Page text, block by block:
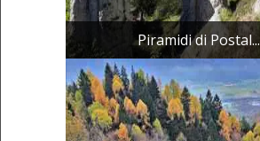
Piramidi di Postal...